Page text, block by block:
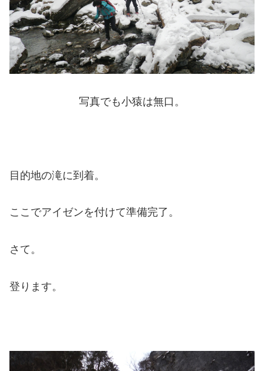
写真でも小猿は無口。
目的地の滝に到着。
ここでアイゼンを付けて準備完了。
さて。
登ります。